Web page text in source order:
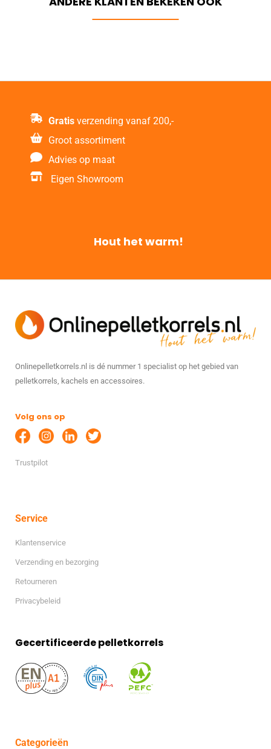
Gratis verzending vanaf 200,-
Groot assortiment
Advies op maat
Eigen Showroom
Hout het warm!
Onlinepelletkorrels.nl is dé nummer 1 specialist op het gebied van
pelletkorrels, kachels en accessoires.
Volg ons op
Trustpilot
Service
Klantenservice
Verzending en bezorging
Retourneren
Privacybeleid
Gecertificeerde pelletkorrels
Categorieën